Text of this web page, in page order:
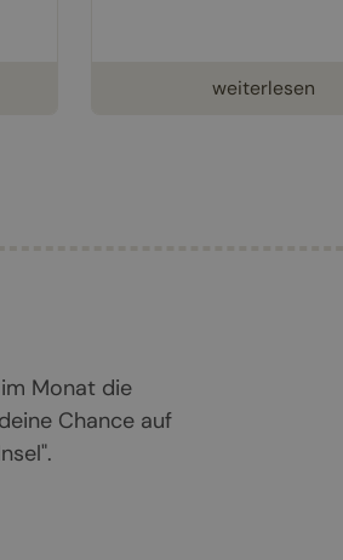
weiterlesen
Monat die
Chance auf